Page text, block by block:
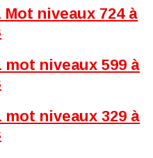
niveaux 724 à
niveaux 599 à
niveaux 329 à